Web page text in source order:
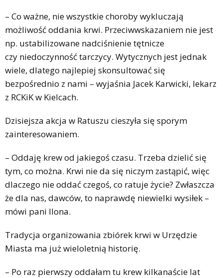
– Co ważne, nie wszystkie choroby wykluczają
możliwość oddania krwi. Przeciwwskazaniem nie jest
np. ustabilizowane nadciśnienie tętnicze
czy niedoczynność tarczycy. Wytycznych jest jednak
wiele, dlatego najlepiej skonsultować się
bezpośrednio z nami – wyjaśnia Jacek Karwicki, lekarz
z RCKiK w Kielcach.
Dzisiejsza akcja w Ratuszu cieszyła się sporym
zainteresowaniem.
– Oddaję krew od jakiegoś czasu. Trzeba dzielić się
tym, co można. Krwi nie da się niczym zastąpić, więc
dlaczego nie oddać czegoś, co ratuje życie? Zwłaszcza
że dla nas, dawców, to naprawdę niewielki wysiłek –
mówi pani Ilona.
Tradycja organizowania zbiórek krwi w Urzędzie
Miasta ma już wieloletnią historię.
– Po raz pierwszy oddałam tu krew kilkanaście lat